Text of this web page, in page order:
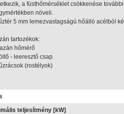
a füsthőmérséklet csökkenése
növeli.
5 mm lemezvastagságú hőálló acélból
tartozékok:
hőmérő
- leeresztő csap
(rostélyok)
teljesítmény [kW]